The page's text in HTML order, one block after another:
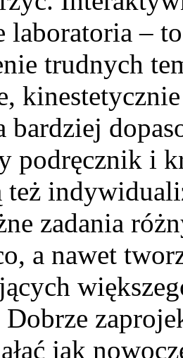
laboratoria –
trudnych
bardziej
podręcznik i
też
zadania
a nawet
jak